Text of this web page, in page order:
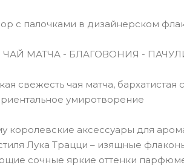
с палочками в дизайнерском
ЧАЙ МАТЧА - БЛАГОВОНИЯ -
свежесть чая матча,
умиротворение
королевские аксессуары для
Лука Трацци – изящные
сочные яркие оттенки